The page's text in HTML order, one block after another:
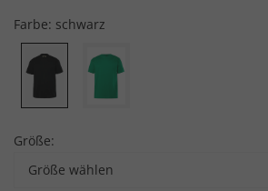
Farbe: schwarz
Größe:
Größe wählen